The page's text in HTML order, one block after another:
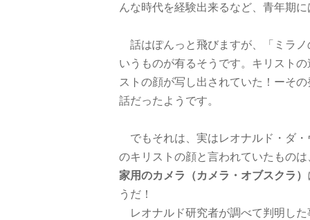
んな時代を経験出来るなど、青年期
話はぽんっと飛びますが、「ミラ
いうものが有るそうです。キリスト
ストの顔が写し出されていた！ーそ
話だったようです。
でもそれは、実はレオナルド・ダ
のキリストの顔と言われていたもの
家用のカメラ（カメラ・オブスクラ）
うだ！
レオナルド研究者が調べて判明し